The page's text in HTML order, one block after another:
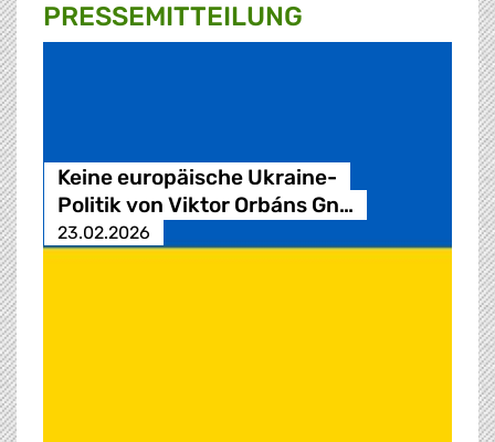
PRESSE­MITTEILUNG
Keine europäische Ukraine-
Politik von Viktor Orbáns Gn…
23.02.2026